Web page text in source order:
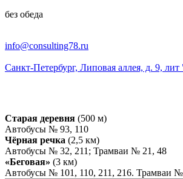
без обеда
info@consulting78.ru
Санкт-Петербург, Липовая аллея, д. 9,
Старая деревня (500 м)
Автобусы № 93, 110
Чёрная речка (2,5 км)
Автобусы № 32, 211; Трамваи № 21, 48
«Беговая» (3 км)
Автобусы № 101, 110, 211, 216. Трамваи